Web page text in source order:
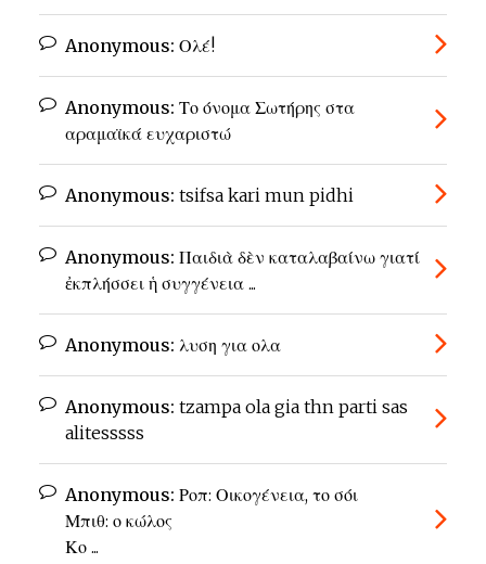
Anonymous: Ολέ!
Anonymous: Το όνομα Σωτήρης στα
αραμαϊκά ευχαριστώ
Anonymous: tsifsa kari mun pidhi
Anonymous: Παιδιὰ δὲν καταλαβαίνω γιατί
ἐκπλήσσει ἡ συγγένεια ...
Anonymous: λυση για ολα
Anonymous: tzampa ola gia thn parti sas
alitesssss
Anonymous: Ροπ: Οικογένεια, το σόι
Μπιθ: ο κώλος
Κο ...